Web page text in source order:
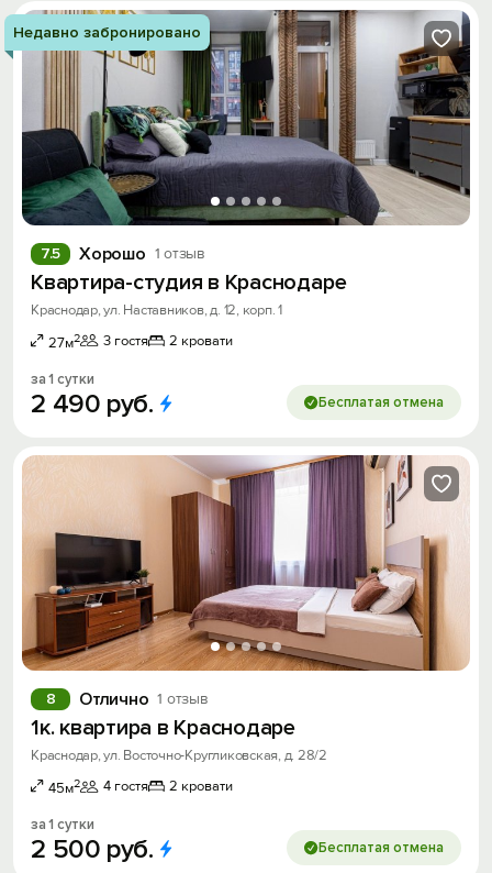
Недавно забронировано
Хорошо 1 отзыв
7.5
Квартира-студия в Краснодаре
Краснодар, ул. Наставников, д. 12, корп. 1
27м2 3 гостя 2 кровати
за 1 сутки
2 490 руб. Бесплатая отмена
Отлично 1 отзыв
8
1к. квартира в Краснодаре
Краснодар, ул. Восточно-Кругликовская, д. 28/2
45м2 4 гостя 2 кровати
за 1 сутки
2 500 руб. Бесплатая отмена